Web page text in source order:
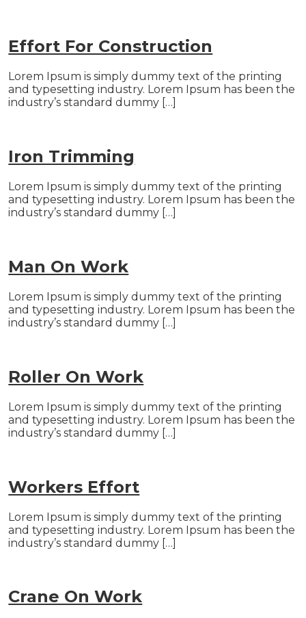
Effort For Construction
Lorem Ipsum is simply dummy text of the printing
and typesetting industry. Lorem Ipsum has been the
industry’s standard dummy […]
Iron Trimming
Lorem Ipsum is simply dummy text of the printing
and typesetting industry. Lorem Ipsum has been the
industry’s standard dummy […]
Man On Work
Lorem Ipsum is simply dummy text of the printing
and typesetting industry. Lorem Ipsum has been the
industry’s standard dummy […]
Roller On Work
Lorem Ipsum is simply dummy text of the printing
and typesetting industry. Lorem Ipsum has been the
industry’s standard dummy […]
Workers Effort
Lorem Ipsum is simply dummy text of the printing
and typesetting industry. Lorem Ipsum has been the
industry’s standard dummy […]
Crane On Work